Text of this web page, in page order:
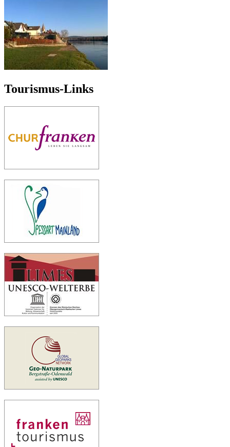
Tourismus-Links